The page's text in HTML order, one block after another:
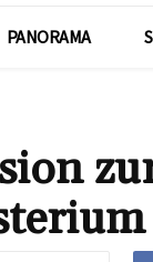
PANORAMA